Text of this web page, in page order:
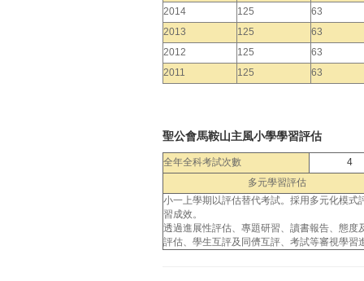
2014
125
63
2013
125
63
2012
125
63
2011
125 63
聖公會馬鞍山主風小學學習評估
全年全科考試次數
4
多元學習評估
小一上學期以評估替代考試。採用多元化模式
習成效。
透過進展性評估、專題研習、讀書報告、態度
評估、學生互評及同儕互評、考試等審視學習